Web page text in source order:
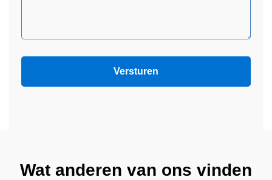
Wat anderen van ons vinden